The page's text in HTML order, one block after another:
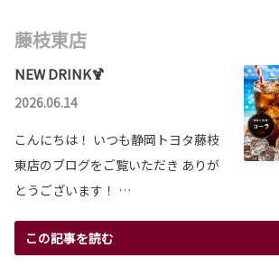
藤枝東店
NEW DRINK🍹
2026.06.14
こんにちは！ いつも静岡トヨタ藤枝
東店のブログをご覧いただき ありが
とうございます！ …
この記事を読む